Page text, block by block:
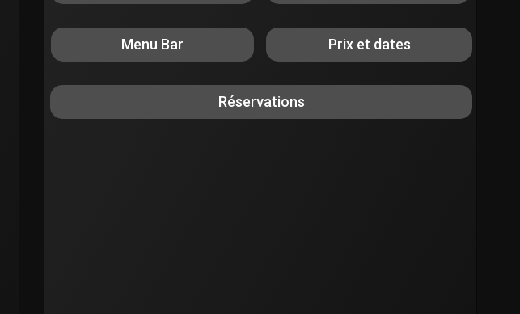
Menu Bar Prix et dates
Réservations